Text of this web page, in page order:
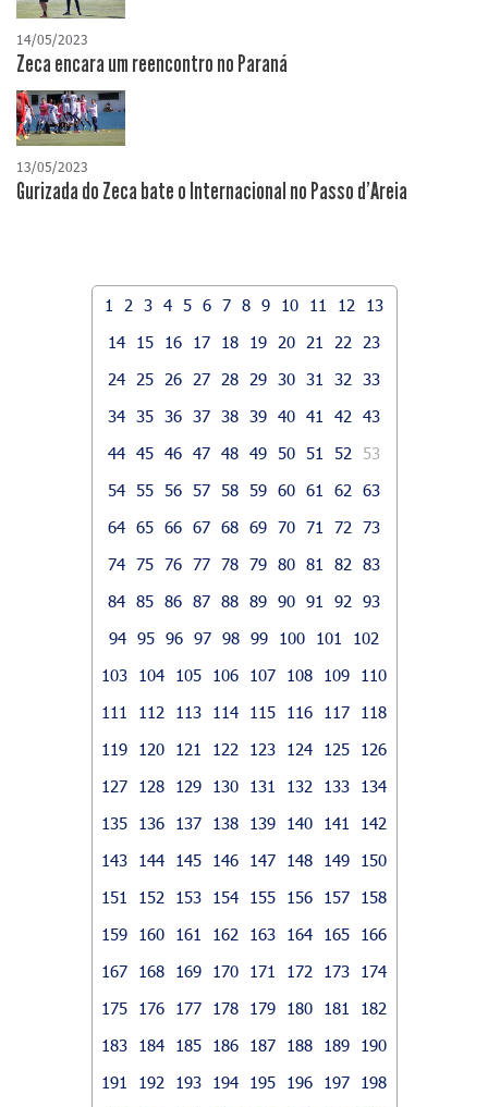
14/05/2023
Zeca encara um reencontro no Paraná
13/05/2023
Gurizada do Zeca bate o Internacional no Passo d'Areia
1 2 3 4 5 6 7 8 9 10 11 12
13
14
15 16 17 18 19 20 21 22
23
24
25 26 27 28 29 30 31 32
33
34 35 36 37 38 39 40 41 42
43
44 45 46 47 48 49 50 51 52
53
54 55 56 57 58 59 60 61 62
63
64 65 66 67 68 69 70 71 72
73
74 75 76 77 78 79 80 81 82
83
84 85 86 87 88 89 90 91 92
93
94 95 96 97 98 99 100 101
102
103
104 105 106 107 108 109
110
111
112 113 114 115 116 117
118
119
120 121 122 123 124 125
126
127
128 129 130 131 132 133
134
135
136 137 138 139 140 141
142
143
144 145 146 147 148 149
150
151
152 153 154 155 156 157
158
159
160 161 162 163 164 165
166
167
168 169 170 171 172 173
174
175
176 177 178 179 180 181
182
183
184 185 186 187 188 189
190
191
192 193 194 195 196 197
198